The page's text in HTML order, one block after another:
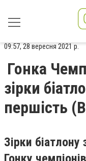
09:57, 28 вересня 2021 р.
Гонка
зірки
першість
Зірки біатлону